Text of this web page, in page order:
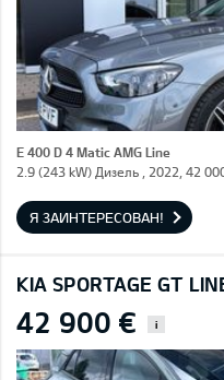
E 400 D 4 Matic AMG Line
2.9 (243 kW) Дизель , 2022, 42
Я ЗАИНТЕРЕСОВАН!
KIA SPORTAGE GT
42 900 € i